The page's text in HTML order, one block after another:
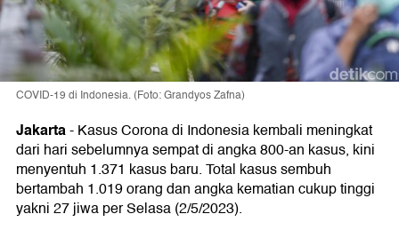
COVID-19 di Indonesia. (Foto: Grandyos Zafna)
Jakarta-Kasus Corona di Indonesia kembali meningkat
dari hari sebelumnya sempat di angka 800-an kasus, kini
menyentuh 1.371 kasus baru. Total kasus sembuh
bertambah 1.019 orang dan angka kematian cukup tinggi
yakni 27 jiwa per Selasa (2/5/2023).